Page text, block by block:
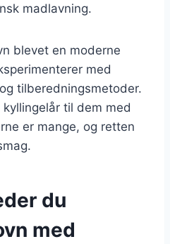
madlavning.
blevet en moderne
med
tilberedningsmetoder.
til dem med
er mange, og retten
du
med